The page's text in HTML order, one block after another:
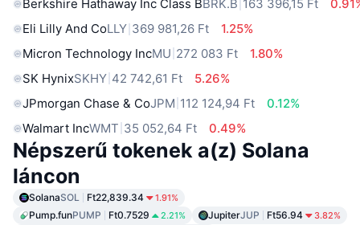
Berkshire Hathaway Inc Class BBRK.B 163 396,15 Ft
Eli Lilly And CoLLY 369 981,26 Ft
1.25%
Micron Technology IncMU 272 083 Ft
1.80%
SK HynixSKHY 42 742,61 Ft
5.26%
JPmorgan Chase & CoJPM 112 124,94 Ft
0.12%
Walmart IncWMT 35 052,64 Ft 0.49%
Népszerű tokenek a(z) Solana
láncon
SolanaSOL Ft22,839.34 1.91%
Pump.funPUMP Ft0.7529 2.21% JupiterJUP Ft56.94 3.82%